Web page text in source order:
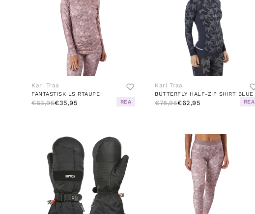
Kari Traa
FANTASTISK LS RTAUPE
€63,95€35,95 REA
Kari Traa
BUTTERFLY HALF-ZIP SHIRT BLUE
€78,95€62,95 REA